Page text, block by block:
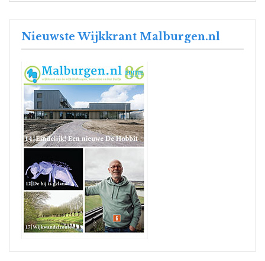
Nieuwste Wijkkrant Malburgen.nl